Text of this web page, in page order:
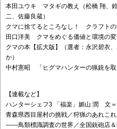
本田ユウキ マタギの教え（松橋 翔、
二、佐藤良蔵）
クマに捨てるところなし！ クラフト
田口洋美 クマをめぐる価値と環境の
クマの本【拡大版】（選者：永沢碧衣
か）
中村憲昭 「ヒグマハンターの猟銃を
【連載など】
ハンターシェフ3 「福楽」媚山 潤 文
青森県西目屋村の挑戦／狩猟のあれこ
――鳥類標識調査の世界／全国銃砲店